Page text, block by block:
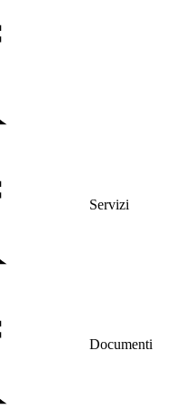
Servizi
Documenti